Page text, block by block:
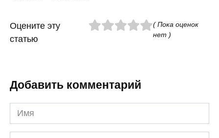
Оцените эту
статью
( Пока оценок
нет )
Добавить комментарий
Имя
*